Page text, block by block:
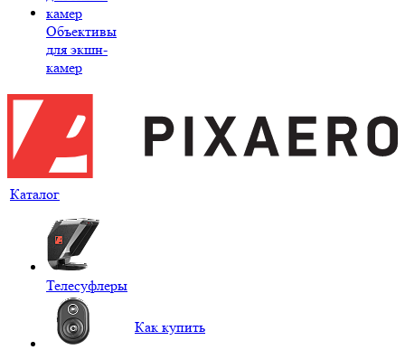
Объективы
для экшн-
камер
Каталог
Телесуфлеры
Как купить